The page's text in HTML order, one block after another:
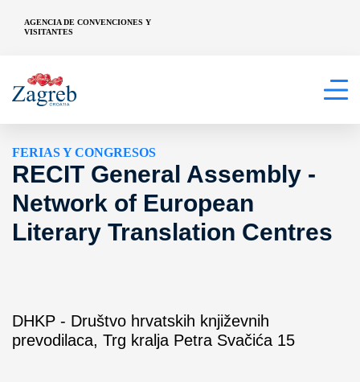
AGENCIA DE CONVENCIONES Y
VISITANTES
FERIAS Y CONGRESOS
RECIT General Assembly -
Network of European
Literary Translation Centres
DHKP - Društvo hrvatskih književnih
prevodilaca, Trg kralja Petra Svačića 15